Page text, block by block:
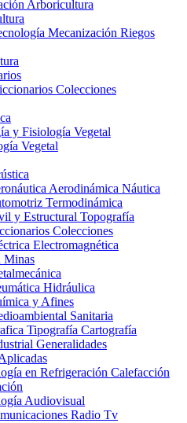
Arboricultura
Mecanización Riegos
Colecciones
y Fisiología Vegetal
Vegetal
Aerodinámica Náutica
Termodinámica
y Estructural Topografía
Colecciones
Electromagnética
Minas
Hidráulica
y Afines
Sanitaria
Tipografía Cartografía
Generalidades
en Refrigeración Calefacción
Audiovisual
Radio Tv